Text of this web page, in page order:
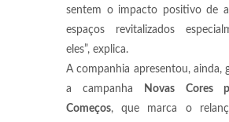
sentem o impacto positivo de
espaços revitalizados
eles”, explica.
A companhia apresentou, ainda,
a campanha
Novas Cores
Começos, que marca o